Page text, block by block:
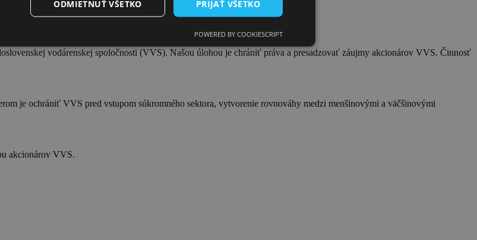
vodárenskej spoločnosti (VVS). Našou úlohou je chrániť práva a presadzovať záujmy akcionárov VVS. Činnosť
je ochrániť VVS pred vstupom súkromného sektora, vytvorenie rovnováhy medzi menšinovými a väčšinovými
akcionárov VVS.
PRIJAŤ VŠETKO
ODMIETNUŤ VŠETKO
POWERED BY COOKIESCRIPT